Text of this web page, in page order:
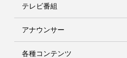
テレビ番組
アナウンサー
各種コンテンツ